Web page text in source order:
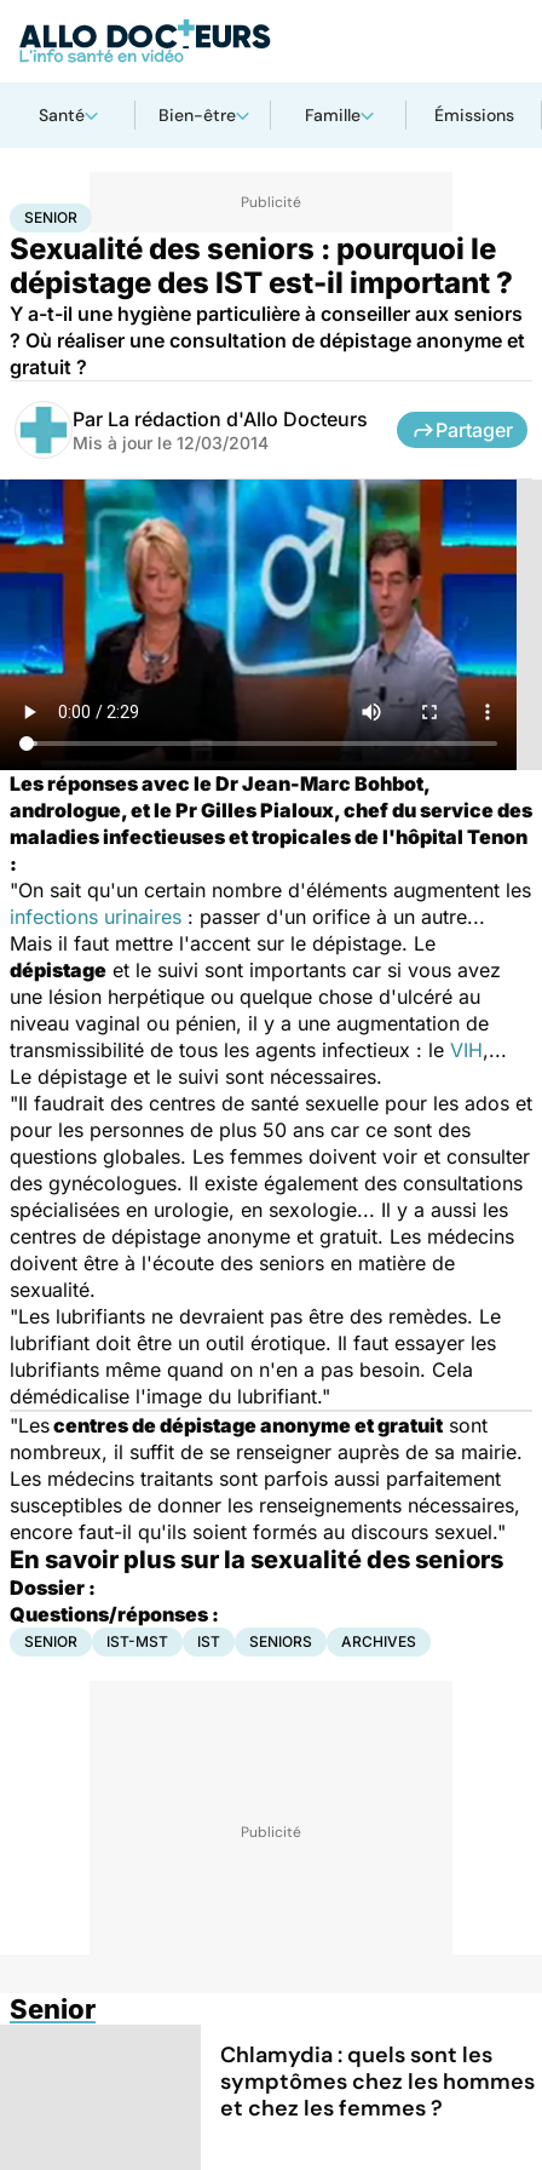
Santé Bien-être Famille Émissions
AccueilSanté
SENIOR
Sexualité des seniors : pourquoi le
dépistage des IST est-il important ?
Y a-t-il une hygiène particulière à conseiller aux seniors
? Où réaliser une consultation de dépistage anonyme et
gratuit ?
Par La rédaction d'Allo Docteurs
Mis à jour le 12/03/2014
Partager
Les réponses avec le Dr Jean-Marc Bohbot,
andrologue, et le Pr Gilles Pialoux, chef du service des
maladies infectieuses et tropicales de l'hôpital Tenon
:
"On sait qu'un certain nombre d'éléments augmentent les
infections urinaires : passer d'un orifice à un autre...
Mais il faut mettre l'accent sur le dépistage. Le
dépistage et le suivi sont importants car si vous avez
une lésion herpétique ou quelque chose d'ulcéré au
niveau vaginal ou pénien, il y a une augmentation de
transmissibilité de tous les agents infectieux : le VIH,...
Le dépistage et le suivi sont nécessaires.
"Il faudrait des centres de santé sexuelle pour les ados et
pour les personnes de plus 50 ans car ce sont des
questions globales. Les femmes doivent voir et consulter
des gynécologues. Il existe également des consultations
spécialisées en urologie, en sexologie... Il y a aussi les
centres de dépistage anonyme et gratuit. Les médecins
doivent être à l'écoute des seniors en matière de
sexualité.
"Les lubrifiants ne devraient pas être des remèdes. Le
lubrifiant doit être un outil érotique. Il faut essayer les
lubrifiants même quand on n'en a pas besoin. Cela
démédicalise l'image du lubrifiant."
"Lescentres de dépistage anonyme et gratuit sont
nombreux, il suffit de se renseigner auprès de sa mairie.
Les médecins traitants sont parfois aussi parfaitement
susceptibles de donner les renseignements nécessaires,
encore faut-il qu'ils soient formés au discours sexuel."
En savoir plus sur la sexualité des seniors
Dossier :
Questions/réponses :
SENIOR IST-MST IST SENIORS ARCHIVES
Senior
Chlamydia : quels sont les
symptômes chez les hommes
et chez les femmes ?